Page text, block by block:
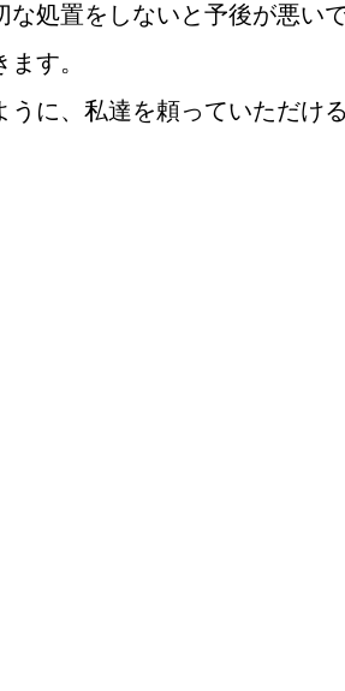
処置をしないと予後が悪いで
す。
に、私達を頼っていただけ